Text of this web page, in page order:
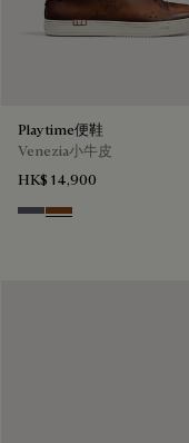
Playtime便鞋
Venezia小牛皮
HK$ 14,900
Light Aluminio
Cacao Intenso